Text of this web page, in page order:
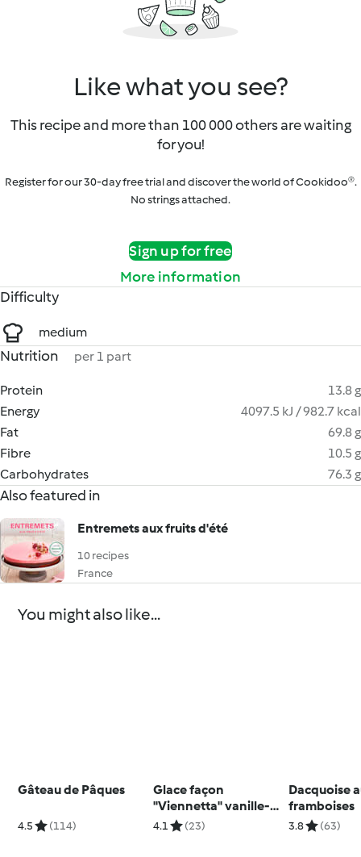
Like what you see?
This recipe and more than 100 000 others are waiting
for you!
Register for our 30-day free trial and discover the world of Cookidoo®.
No strings attached.
Sign up for free
More information
Difficulty
medium
Nutrition per 1 part
Protein
13.8 g
Energy
4097.5 kJ / 982.7 kcal
Fat
69.8 g
Fibre
10.5 g
Carbohydrates
76.3 g
Also featured in
Entremets aux fruits d'été
10 recipes
France
You might also like...
Gâteau de Pâques
4.5 (114)
Glace façon
"Viennetta" vanille-
chocolat
4.1 (23)
Dacquoise
framboises
3.8 (63)